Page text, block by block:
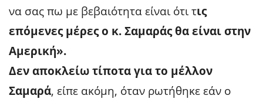
να σας πω με βεβαιότητα είναι ότι τις
επόμενες μέρες ο κ. Σαμαράς θα είναι στην
Αμερική».
Δεν αποκλείω τίποτα για το μέλλον
Σαμαρά, είπε ακόμη, όταν ρωτήθηκε εάν ο